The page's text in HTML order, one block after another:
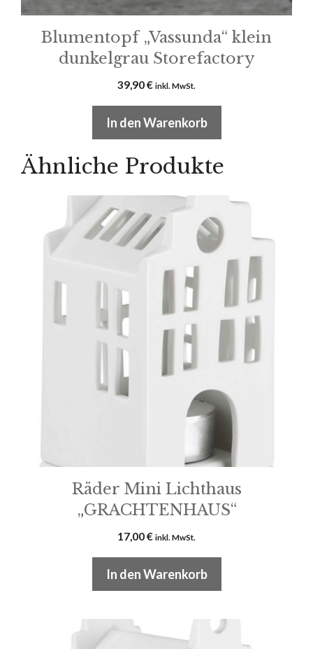
Blumentopf „Vassunda“ klein
dunkelgrau Storefactory
39,90€ inkl. MwSt.
In den Warenkorb
Ähnliche Produkte
Räder Mini Lichthaus
„GRACHTENHAUS“
17,00€ inkl. MwSt.
In den Warenkorb